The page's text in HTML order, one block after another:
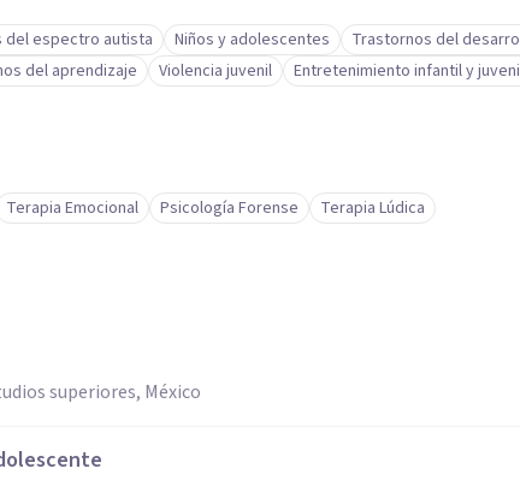
del espectro autista Niños y adolescentes
Trastornos del
del aprendizaje Violencia juvenil Entretenimiento infantil y
Terapia Emocional Psicología Forense Terapia Lúdica
superiores, México